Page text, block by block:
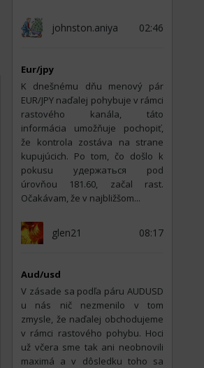
johnston.aniya 02:46
Eur/jpy
K dnešnému dňu menový pár
EUR/JPY naďalej pohybuje v rámci
rastového kanála, táto
informácia umožňuje pochopiť,
že kontrola zostáva na strane
kupujúcich. Po tom, čo došlo k
pokusu удержаться pod
úrovňou 181.60, začal rast.
Očakávam, že v najbližšom...
glen21 08:17
Aud/usd
V zásade sa podľa páru AUDUSD
u nás nič nezmenilo v tom
zmysle, že naďalej obchodujeme
v rámci rastového pohybu. Hoci
už včera sme tak ani neobnovili
maximá a v dôsledku toho sa